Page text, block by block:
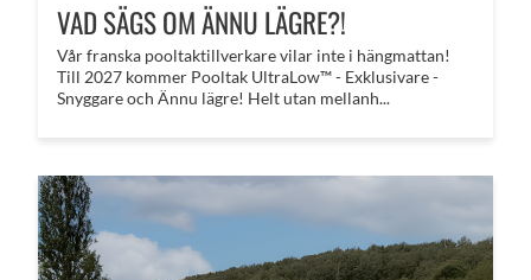
VAD SÄGS OM ÄNNU LÄGRE?!
​Vår franska pooltaktillverkare vilar inte i hängmattan!
Till 2027 kommer Pooltak UltraLow™ - Exklusivare -
Snyggare och Ännu lägre! Helt utan mellanh...